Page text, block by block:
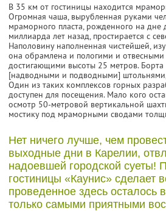
В 35 км от гостиницы находится
Огромная чаша, вырубленная руками
мраморного пласта, рожденного на дне
миллиарда лет назад, простирается с
Наполовину наполненная чистейшей,
она обрамлена и пологими и
достигающими высоты 25 метров.
[надводными и подводными]
Один из таких комплексов горных
доступен для посещения. Мало кого
осмотр 50-метровой вертикальной
мостику под мраморными сводами
Нет ничего лучше, чем
выходные дни в Карелии,
надоевшей городской суеты!
гостиницы «Каунис» сделает
проведенное здесь осталось
только самыми приятными